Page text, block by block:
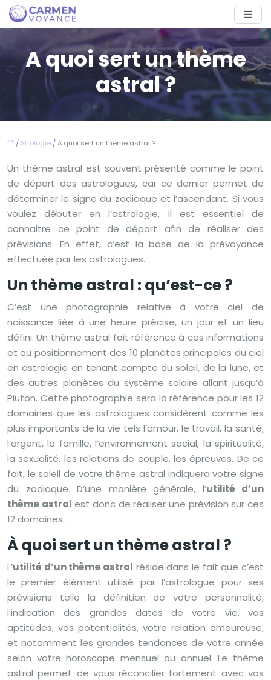
A quoi sert un thème
astral ?
/ Strologie / A quoi sert un thème astral ?
Un thème astral est souvent présenté comme le point
de départ des astrologues, car ce dernier permet de
déterminer le signe du zodiaque et l’ascendant. Si vous
voulez débuter en l’astrologie, il est essentiel de
connaitre ce point de départ afin de réaliser des
prévisions. En effet, c’est la base de la prévoyance
effectuée par les astrologues.
Un thème astral : qu’est-ce ?
C’est une photographie relative à votre ciel de
naissance liée à une heure précise, un jour et un lieu
défini. Un thème astral fait référence à ces informations
et au positionnement des 10 planètes principales du ciel
en astrologie en tenant compte du soleil, de la lune, et
des autres planètes du système solaire allant jusqu’à
Pluton. Cette photographie sera la référence pour les 12
domaines que les astrologues considèrent comme les
plus importants de la vie tels l’amour, le travail, la santé,
l’argent, la famille, l’environnement social, la spiritualité,
la sexualité, les relations de couple, les épreuves. De ce
fait, le soleil de votre thème astral indiquera votre signe
du zodiaque. D’une manière générale, l’utilité d’un
thème astral est donc de réaliser une prévision sur ces
12 domaines.
À quoi sert un thème astral ?
L’utilité d’un thème astral réside dans le fait que c’est
le premier élément utilisé par l’astrologue pour ses
prévisions telle la définition de votre personnalité,
l’indication des grandes dates de votre vie, vos
aptitudes, vos potentialités, votre relation amoureuse,
et notamment les grandes tendances de votre année
selon votre horoscope mensuel ou annuel. Le thème
astral permet de vous réconcilier fortement avec vos